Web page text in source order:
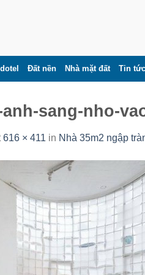
Đất nền Nhà mặt đất Tin tức
sang-nho-
616 × 411 in Nhà 35m2 ngập